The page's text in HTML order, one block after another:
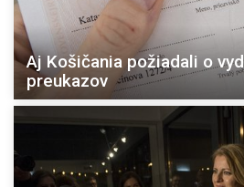
Aj Košičania požiadali o
preukazov